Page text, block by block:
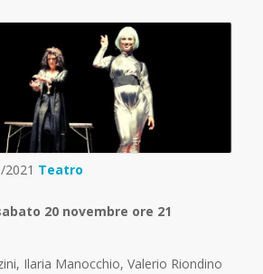
Teatro
20 novembre ore 21
Ilaria Manocchio, Valerio Riondino